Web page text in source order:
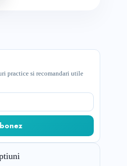
practice si recomandari utile